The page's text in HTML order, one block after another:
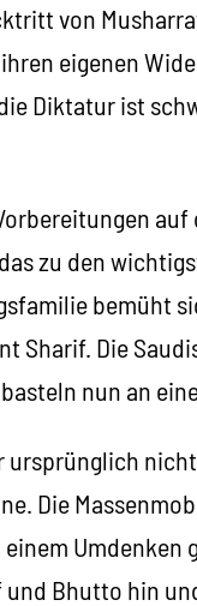
von
eigenen
Diktatur ist
zu den
bemüht
Sharif. Die
nun an
ursprünglich
Die
einem
Bhutto hin